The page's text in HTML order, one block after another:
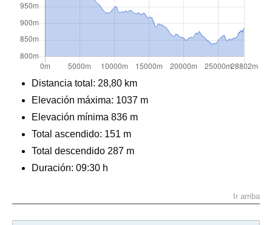
Distancia total: 28,80 km
Elevación máxima: 1037 m
Elevación mínima 836 m
Total ascendido: 151 m
Total descendido 287 m
Duración: 09:30 h
Ir arriba